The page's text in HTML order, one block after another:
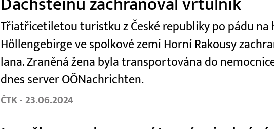
Třiatřicetiletou turistku z České republiky po pádu
Höllengebirge ve spolkové zemi Horní Rakousy
lana. Zraněná žena byla transportována do
dnes server OÖNachrichten.
ČTK - 23.06.2024